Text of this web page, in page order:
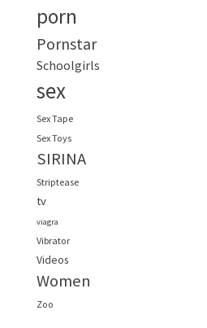
porn
Pornstar
Schoolgirls
sex
Sex Tape
Sex Toys
SIRINA
Striptease
tv
viagra
Vibrator
Videos
Women
Zoo